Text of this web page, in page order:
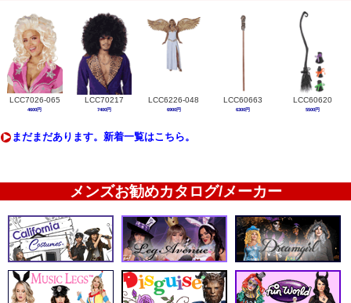
LCC7026-065
4600円
LCC70217
7400円
LCC6226-048
6900円
LCC60663
6300円
LCC60620
5500円
まだまだあります。新着一覧はこちら。
メンズお勧めカタログ/メーカー